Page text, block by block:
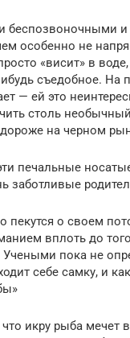
беспозвоночными
особенно не
«висит» в
съедобное. На
— ей это
столь
на черном
печальные
заботливые
пекутся о своем
вплоть до
Учеными пока не
себе самку, и
икру рыба мечет